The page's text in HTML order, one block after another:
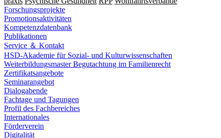
Forschungsprojekte
Promotionsaktivitäten
Kompetenzdatenbank
Publikationen
Service ＆ Kontakt
HSD-Akademie für Sozial- und Kulturwissenschaften
Weiterbildungsmaster Begutachtung im Familienrecht
Zertifikatsangebote
Seminarangebot
Dialogabende
Fachtage und Tagungen
Profil des Fachbereiches
Internationales
Förderverein
Digitalität